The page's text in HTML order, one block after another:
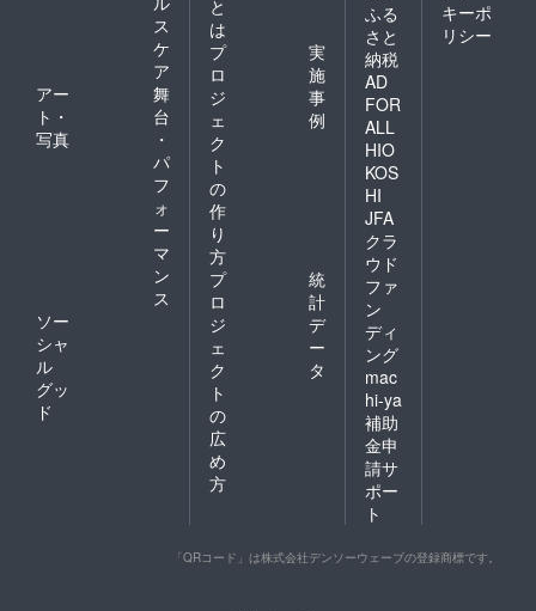
ス
ケ
ア
アー
ト・
写真
舞
台
・
パ
フ
ォ
ー
マ
ン
ス
ソー
シャ
ル
グッ
ド
と
は
プ
ロ
ジ
ェ
ク
ト
の
作
り
方
実
施
事
例
プ
ロ
ジ
ェ
ク
ト
の
広
め
方
統
計
デ
ー
タ
ふる
さと
納税
AD
FOR
ALL
HIO
KOS
HI
JFA
クラ
ウド
ファ
ン
ディ
ング
mac
hi-ya
補助
金申
請サ
ポー
ト
キーポ
リシー
「QRコード」は株式会社デンソーウェーブの登録商標です。